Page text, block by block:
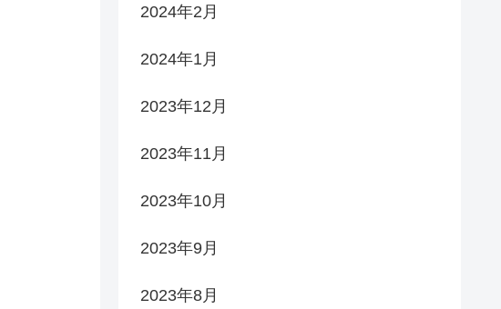
2024年2月
2024年1月
2023年12月
2023年11月
2023年10月
2023年9月
2023年8月